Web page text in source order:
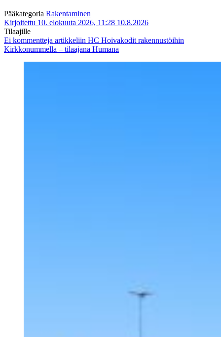
Pääkategoria Rakentaminen
Kirjoitettu 10. elokuuta 2026, 11:28 10.8.2026
Tilaajille
Ei kommentteja artikkeliin HC Hoivakodit rakennustöihin
Kirkkonummella – tilaajana Humana